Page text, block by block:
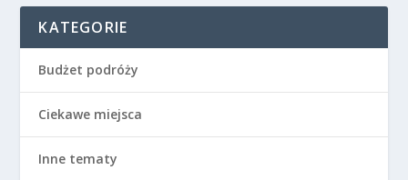
KATEGORIE
Budżet podróży
Ciekawe miejsca
Inne tematy